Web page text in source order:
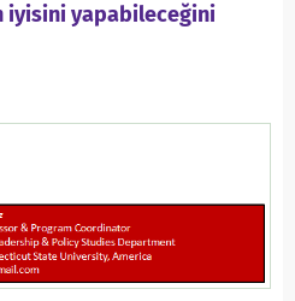
iyisini yapabileceğini